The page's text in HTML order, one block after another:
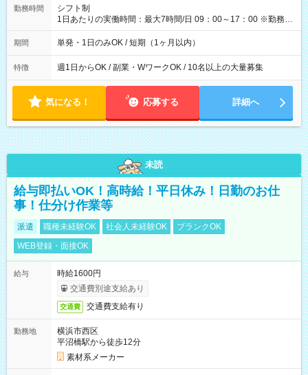
間】試用期間なし
勤務時間
シフト制
1日あたりの実働時間：最大7時間/日 09：00～17：00 ※勤務時
間は 試験により異なります。
期間 単発・1日のみOK / 短期（1ヶ月以内）
特徴 週1日からOK / 副業・WワークOK / 10名以上の大量募集
気になる！ 応募する 詳細へ
未読
給与即払いOK！高時給！平日休み！日勤のお仕
事！仕分け作業等
派遣 職種未経験OK 社会人未経験OK
ブランクOK
WEB登録・面接OK
給与
時給1600円
交通費別途支給あり
交通費 交通費支給有り
勤務地
横浜市西区
平沼橋駅から徒歩12分
素材系メーカー